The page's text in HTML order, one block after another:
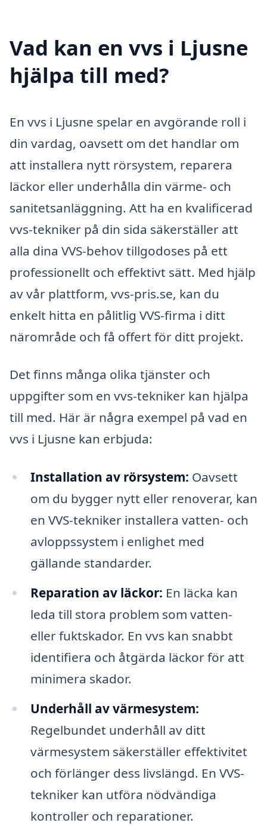
Vad kan en vvs i Ljusne
hjälpa till med?
En vvs i Ljusne spelar en avgörande roll i
din vardag, oavsett om det handlar om
att installera nytt rörsystem, reparera
läckor eller underhålla din värme- och
sanitetsanläggning. Att ha en kvalificerad
vvs-tekniker på din sida säkerställer att
alla dina VVS-behov tillgodoses på ett
professionellt och effektivt sätt. Med hjälp
av vår plattform, vvs-pris.se, kan du
enkelt hitta en pålitlig VVS-firma i ditt
närområde och få offert för ditt projekt.
Det finns många olika tjänster och
uppgifter som en vvs-tekniker kan hjälpa
till med. Här är några exempel på vad en
vvs i Ljusne kan erbjuda:
Installation av rörsystem: Oavsett
om du bygger nytt eller renoverar, kan
en VVS-tekniker installera vatten- och
avloppssystem i enlighet med
gällande standarder.
Reparation av läckor: En läcka kan
leda till stora problem som vatten-
eller fuktskador. En vvs kan snabbt
identifiera och åtgärda läckor för att
minimera skador.
Underhåll av värmesystem:
Regelbundet underhåll av ditt
värmesystem säkerställer effektivitet
och förlänger dess livslängd. En VVS-
tekniker kan utföra nödvändiga
kontroller och reparationer.